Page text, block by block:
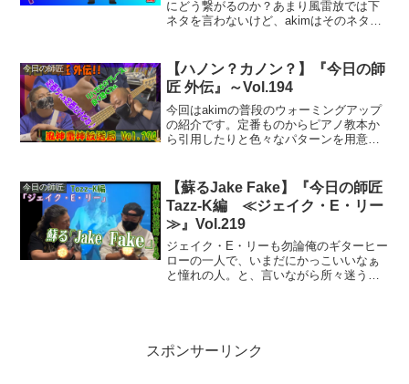
にどう繋がるのか？あまり風雷放では下
ネタを言わないけど、akimはそのネタに
今日の師匠
【ハノン？カノン？】『今日の師
匠 外伝』～Vol.194
今回はakimの普段のウォーミングアップ
の紹介です。定番ものからピアノ教本か
ら引用したりと色々なパターンを用意し
今日の師匠
【蘇るJake Fake】『今日の師匠
Tazz-K編 ≪ジェイク・E・リー
≫』Vol.219
ジェイク・E・リーも勿論俺のギターヒー
ローの一人で、いまだにかっこいいなぁ
と憧れの人。と、言いながら所々迷う辺
スポンサーリンク